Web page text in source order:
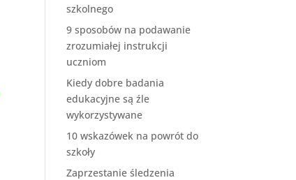
szkolnego
9 sposobów na podawanie
zrozumiałej instrukcji
uczniom
Kiedy dobre badania
edukacyjne są źle
wykorzystywane
10 wskazówek na powrót do
szkoły
Zaprzestanie śledzenia